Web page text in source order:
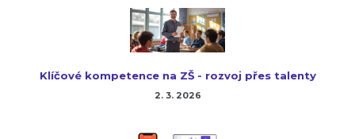
Klíčové kompetence na ZŠ - rozvoj přes talenty
2. 3. 2026